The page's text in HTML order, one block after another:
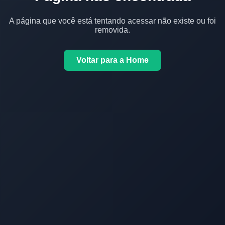
A página que você está tentando acessar não existe ou foi
removida.
Voltar para a Home